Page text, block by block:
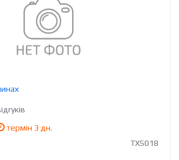
термін 3 дн.
TXS018